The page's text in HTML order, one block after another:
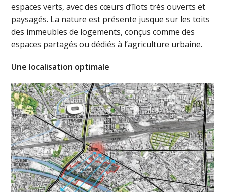
espaces verts, avec des cœurs d’îlots très ouverts et
paysagés. La nature est présente jusque sur les toits
des immeubles de logements, conçus comme des
espaces partagés ou dédiés à l’agriculture urbaine.
Une localisation optimale